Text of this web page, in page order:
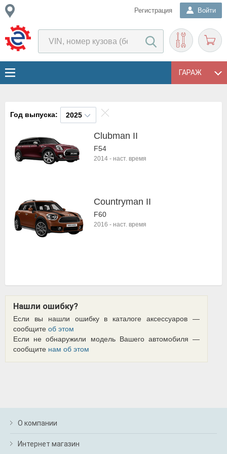
Регистрация Войти
ГАРАЖ
Год выпуска: 2025
Clubman II
F54
2014 - наст. время
Countryman II
F60
2016 - наст. время
Нашли ошибку?
Если вы нашли ошибку в каталоге аксессуаров —
сообщите об этом
Если не обнаружили модель Вашего автомобиля —
сообщите нам об этом
О компании
Интернет магазин